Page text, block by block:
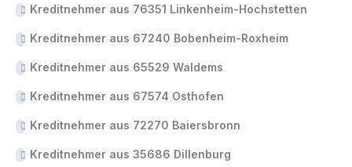
Kreditnehmer aus 76351 Linkenheim-Hochstetten
Kreditnehmer aus 67240 Bobenheim-Roxheim
Kreditnehmer aus 65529 Waldems
Kreditnehmer aus 67574 Osthofen
Kreditnehmer aus 72270 Baiersbronn
Kreditnehmer aus 35686 Dillenburg